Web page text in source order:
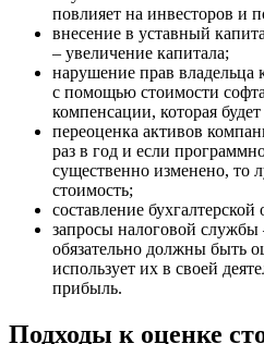
повлияет на инвесторов и
внесение в уставный
– увеличение капитала;
нарушение прав
с помощью стоимости
компенсации, которая
переоценка активов
раз в год и если
существенно изменено, то
стоимость;
составление бухгалтерской
запросы налоговой службы
обязательно должны быть
использует их в своей
прибыль.
Подходы к оценке